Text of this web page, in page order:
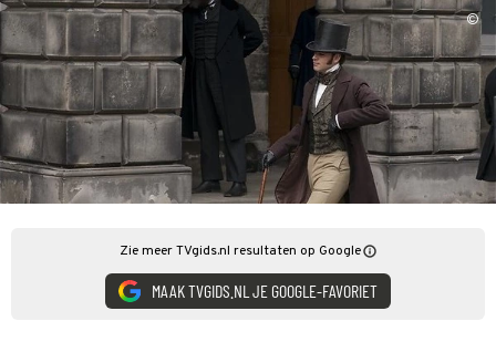
©
Zie meer TVgids.nl resultaten op Google
MAAK TVGIDS.NL JE GOOGLE-FAVORIET